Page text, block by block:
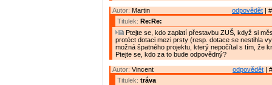
odpovědět |
Autor: Martin
Titulek: Re:Re:
Ptejte se, kdo zaplatí přestavbu ZUŠ, když si
protéct dotaci mezi prsty (resp. dotace se nestihla
možná špatného projektu, který nepočítal s tím, že
Ptejte se, kdo za to bude odpovědný?
odpovědět |
Autor: Vincent
Titulek: tráva